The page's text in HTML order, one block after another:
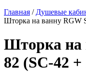
Главная / Душевые
Шторка на ванну RGW
Шторка на
82 (SC-42